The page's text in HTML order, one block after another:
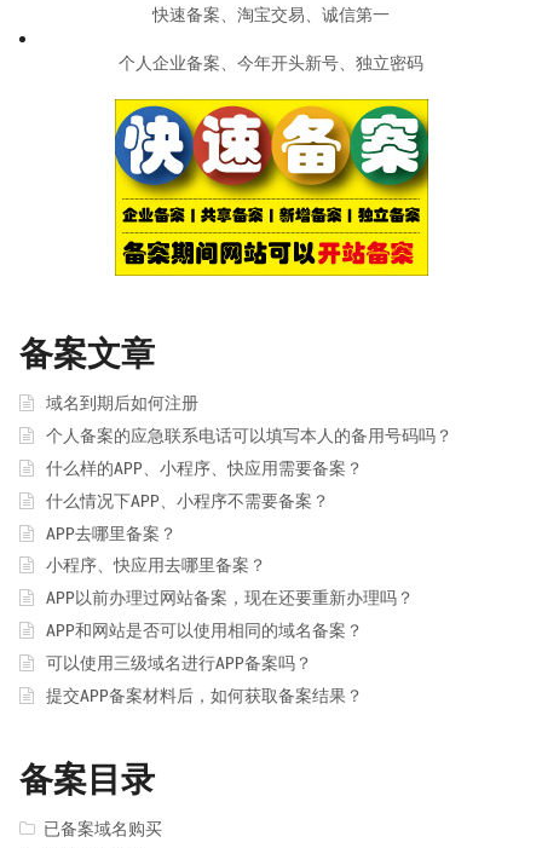
快速备案、淘宝交易、诚信第一
个人企业备案、今年开头新号、独立密码
备案文章
域名到期后如何注册
个人备案的应急联系电话可以填写本人的备用号码吗？
什么样的APP、小程序、快应用需要备案？
什么情况下APP、小程序不需要备案？
APP去哪里备案？
小程序、快应用去哪里备案？
APP以前办理过网站备案，现在还要重新办理吗？
APP和网站是否可以使用相同的域名备案？
可以使用三级域名进行APP备案吗？
提交APP备案材料后，如何获取备案结果？
备案目录
已备案域名购买